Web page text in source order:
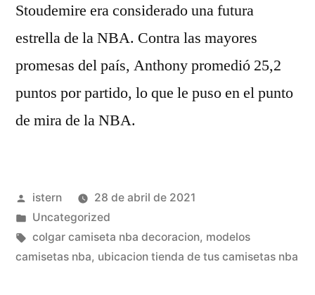
Stoudemire era considerado una futura
estrella de la NBA. Contra las mayores
promesas del país, Anthony promedió 25,2
puntos por partido, lo que le puso en el punto
de mira de la NBA.
Publicado
por
istern
28 de abril de 2021
Publicado
en
Uncategorized
Etiquetas:
colgar camiseta nba decoracion, modelos
camisetas nba, ubicacion tienda de tus camisetas nba